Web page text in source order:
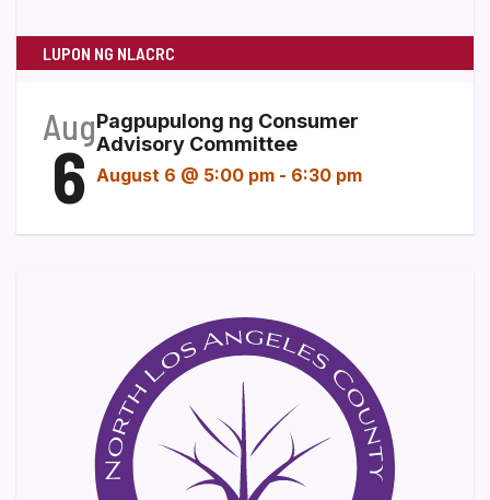
LUPON NG NLACRC
Aug
6
Pagpupulong ng Consumer
Advisory Committee
August 6 @ 5:00 pm - 6:30 pm